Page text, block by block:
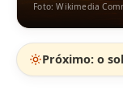
Foto: Wikimedia
Próximo: o